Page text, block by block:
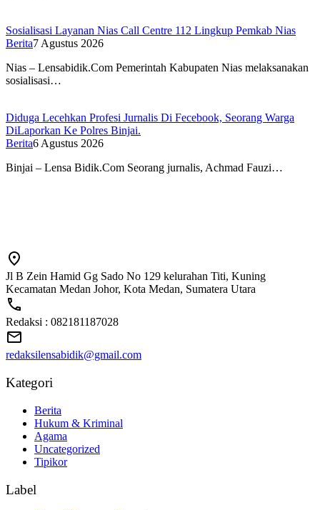
Sosialisasi Layanan Nias Call Centre 112 Lingkup Pemkab Nias
Berita7 Agustus 2026
Nias – Lensabidik.Com Pemerintah Kabupaten Nias melaksanakan
sosialisasi…
Diduga Lecehkan Profesi Jurnalis Di Fecebook, Seorang Warga
DiLaporkan Ke Polres Binjai.
Berita6 Agustus 2026
Binjai – Lensa Bidik.Com Seorang jurnalis, Achmad Fauzi…
Jl B Zein Hamid Gg Sado No 129 kelurahan Titi, Kuning
Kecamatan Medan Johor, Kota Medan, Sumatera Utara
Redaksi : 082181187028
redaksilensabidik@gmail.com
Kategori
Berita
Hukum & Kriminal
Agama
Uncategorized
Tipikor
Label